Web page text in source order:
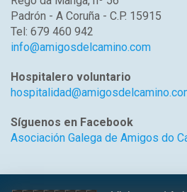
Padrón - A Coruña - C.P. 15915
Tel: 679 460 942
info@amigosdelcamino.com
Hospitalero voluntario
Síguenos en Facebook
Asociación Galega de Amigos do